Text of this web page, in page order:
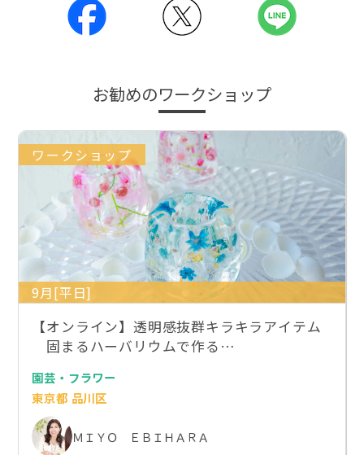
お勧めのワークショップ
ワークショップ
9月[平日]
【オンライン】透明感抜群キラキラアイテム
固まるハーバリウムで作る…
園芸・フラワー
東京都 品川区
ＭＩＹＯ ＥＢＩＨＡＲＡ